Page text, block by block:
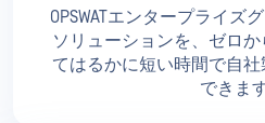
OPSWATエンタープライズ
ソリューションを、ゼロ
てはるかに短い時間で自
できます